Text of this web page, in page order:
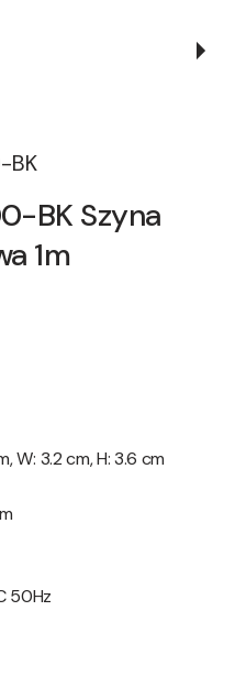
BK
BK Szyna
1m
W: 3.2 cm, H: 3.6 cm
50Hz